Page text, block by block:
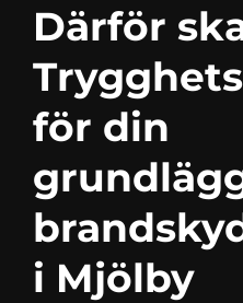
Därför
för din
i Mjölby